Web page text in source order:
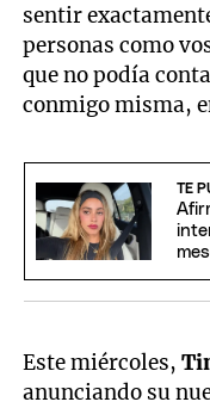
sentir
personas como
que no podía
conmigo misma,
TE
Este miércoles,
anunciando su